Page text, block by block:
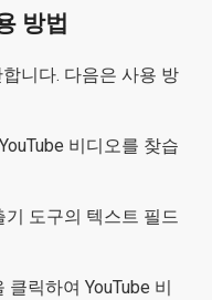
방법
니다. 다음은 사용 방
비디오를 찾습
기 도구의 텍스트 필드
릭하여 YouTube 비